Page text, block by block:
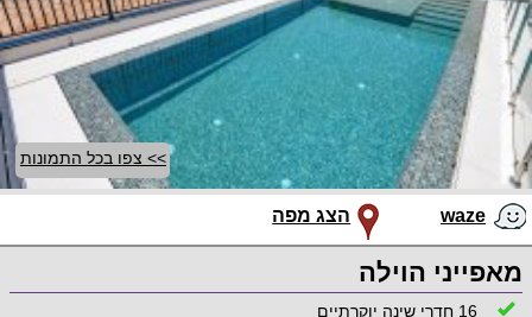
>> צפו בכל התמונות
waze הצג מפה
מאפייני הוילה
16 חדרי שינה יוקרתיים